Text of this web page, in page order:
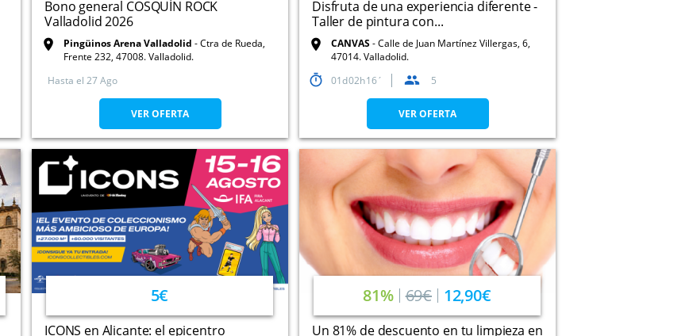
Bono general COSQUÍN ROCK
Valladolid 2026
Pingüinos Arena Valladolid
Ctra de Rueda,
Frente 232, 47008. Valladolid.
Hasta el 27 Ago
VER OFERTA
Disfruta de una experiencia diferente -
Taller de pintura con...
CANVAS Calle de Juan Martínez Villergas, 6,
47014. Valladolid.
01
02 16 5
VER OFERTA
5€
ICONS en Alicante: el epicentro
81% 69€ 12,90€
Un 81% de descuento en tu limpieza en